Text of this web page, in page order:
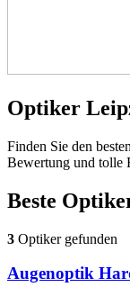
Optiker
Finden Sie den
Bewertung und tolle
Beste
3 Optiker gefunden
Augenoptik